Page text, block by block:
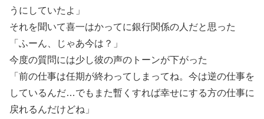
うにしていたよ」
それを聞いて喜一はかってに銀行関係の人だと思った
「ふーん、じゃあ今は？」
今度の質問には少し彼の声のトーンが下がった
「前の仕事は任期が終わってしまってね。今は逆の仕事を
しているんだ…でもまた暫くすれば幸せにする方の仕事に
戻れるんだけどね」